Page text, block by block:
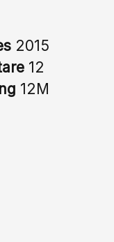
2015
12
12M